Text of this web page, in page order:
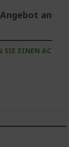
an
SIE EINEN AC